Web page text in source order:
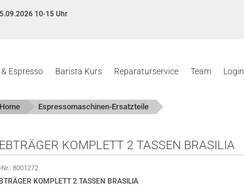
10-15 Uhr
Espresso Barista Kurs Reparaturservice Team Login
Home Espressomaschinen-Ersatzteile
KOMPLETT 2 TASSEN BRASILIA
8001272
KOMPLETT 2 TASSEN BRASILIA